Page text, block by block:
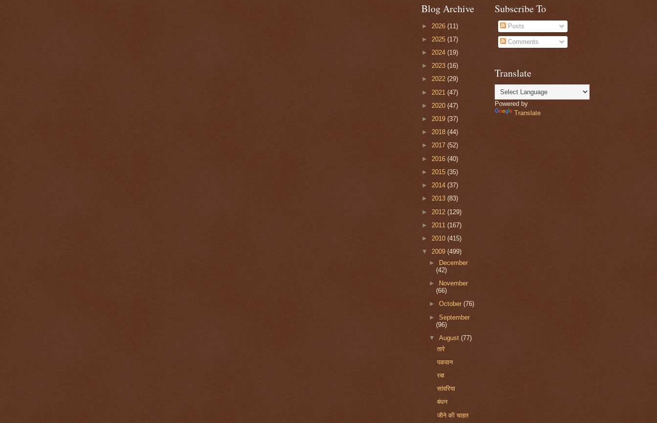
Blog Archive
► 2026 (11)
► 2025 (17)
► 2024 (19)
► 2023 (16)
► 2022 (29)
► 2021 (47)
► 2020 (47)
► 2019 (37)
► 2018 (44)
► 2017 (52)
► 2016 (40)
► 2015 (35)
► 2014 (37)
► 2013 (83)
► 2012 (129)
► 2011 (167)
► 2010 (415)
▼ 2009 (499)
►
December
(42)
►
November
(66)
►October(76)
►September
(96)
▼August(77)
तारे
पकवान
रबा
सांवरिया
बंधन
जीने की चाहत
Subscribe To
Posts
Comments
Translate
Powered by
Translate